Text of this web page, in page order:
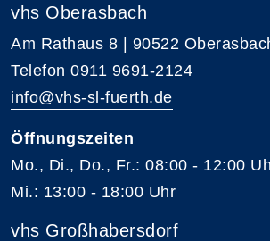
vhs Oberasbach
Am Rathaus 8 | 90522
Telefon 0911 9691-2124
info@vhs-sl-fuerth.de
Öffnungszeiten
Mo., Di., Do., Fr.: 08:00 - 12:00
Mi.: 13:00 - 18:00 Uhr
vhs Großhabersdorf